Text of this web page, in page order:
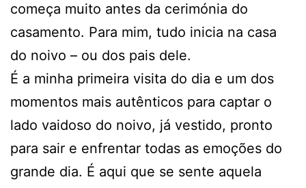
começa muito antes da cerimónia do
casamento. Para mim, tudo inicia na casa
do noivo – ou dos pais dele.
É a minha primeira visita do dia e um dos
momentos mais autênticos para captar o
lado vaidoso do noivo, já vestido, pronto
para sair e enfrentar todas as emoções do
grande dia. É aqui que se sente aquela